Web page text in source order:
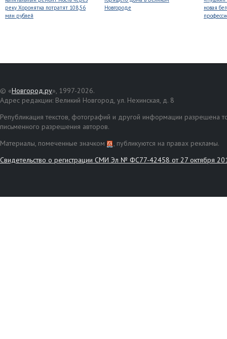
реку Хоронятка потратят 108,56
млн рублей
Новгороде
новая
© «Новгород.ру», 1997-2026.
Адрес редакции: Великий Новгород, ул. Нехинская, д. 8
Републикация текстов, фотографий и другой информации разрешена
письменного разрешения авторов.
Материалы, помеченные значком
, публикуются на правах рекламы.
Свидетельство о регистрации СМИ Эл № ФС77-42458 от 27 октября